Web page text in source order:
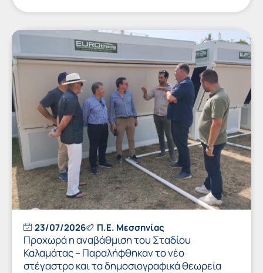
23/07/2026 Π.Ε. Μεσσηνίας
Προχωρά η αναβάθμιση του Σταδίου
Καλαμάτας – Παραλήφθηκαν το νέο
στέγαστρο και τα δημοσιογραφικά θεωρεία